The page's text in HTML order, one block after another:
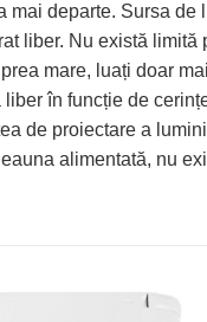
mai departe. Sursa
liber. Nu există
mare, luați doar
în funcție de
de proiectare a
alimentată, nu